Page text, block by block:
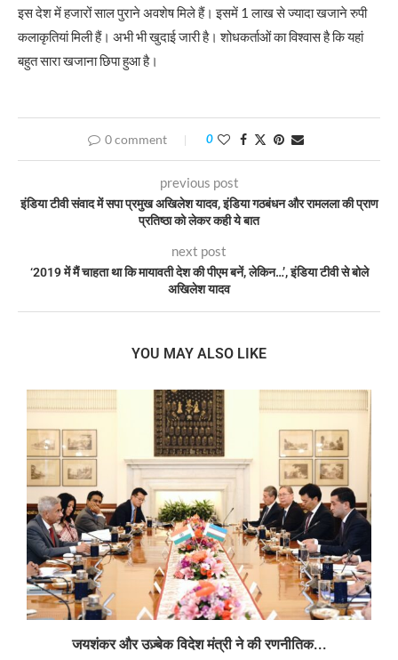
इस देश में हजारों साल पुराने अवशेष मिले हैं। इसमें 1 लाख से ज्यादा खजाने रुपी
कलाकृतियां मिली हैं। अभी भी खुदाई जारी है। शोधकर्ताओं का विश्वास है कि यहां
बहुत सारा खजाना छिपा हुआ है।
0 comment 0
previous post
इंडिया टीवी संवाद में सपा प्रमुख अखिलेश यादव, इंडिया गठबंधन और रामलला की प्राण
प्रतिष्ठा को लेकर कही ये बात
next post
‘2019 में मैं चाहता था कि मायावती देश की पीएम बनें, लेकिन…’, इंडिया टीवी से बोले
अखिलेश यादव
YOU MAY ALSO LIKE
जयशंकर और उज़्बेक विदेश मंत्री ने की रणनीतिक...